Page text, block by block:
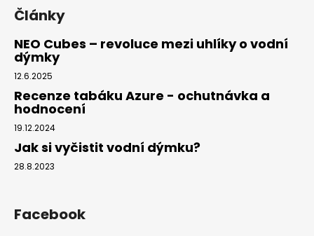
D
p
o
r
u
č
u
e
m
Články
NEO Cubes – revoluce mezi uhlíky o vodní
dýmky
12.6.2025
Recenze tabáku Azure - ochutnávka a
hodnocení
19.12.2024
Jak si vyčistit vodní dýmku?
28.8.2023
Facebook